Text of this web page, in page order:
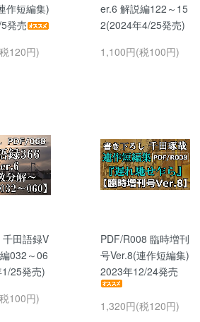
作短編集)
発売
120円)
er.6 解説編122～15
2(2024年4/25発売)
1,100円(税100円)
田語録V
032～06
25発売)
100円)
PDF/R008 臨時増刊
号Ver.8(連作短編集)
2023年12/24発売
1,320円(税120円)